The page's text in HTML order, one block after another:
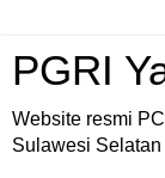
PGRI
Website resmi
Sulawesi Selatan